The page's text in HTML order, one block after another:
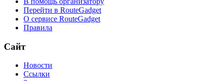
М.Галкина. Цена двух очков или Как
Нина вытянула нас на 17-ое место в
рогейну, Литва, Молетай 2012).
Перейти в RouteGadget
О сервисе RouteGadget
Правила
Сайт
Новости
Ссылки